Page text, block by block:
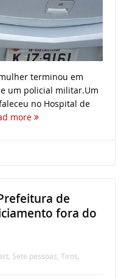
terminou em
um policial militar.Um
no Hospital de
more
de
fora do
, Sete pessoas Tiros